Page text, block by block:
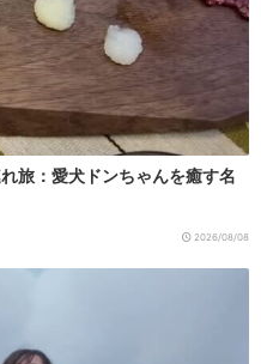
旅：愛犬ドンちゃんを癒す名
2026/08/08